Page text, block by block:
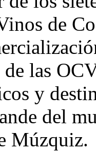
de
de las
y
del
Múzquiz.